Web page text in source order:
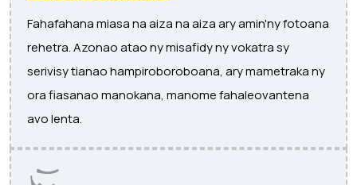
Fahafahana miasa na aiza na aiza ary amin'ny fotoana
rehetra. Azonao atao ny misafidy ny vokatra sy
serivisy tianao hampiroboroboana, ary mametraka ny
ora fiasanao manokana, manome fahaleovantena
avo lenta.